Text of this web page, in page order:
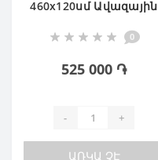
460х120սմ Ավազային
0
525 000 ֏
- +
ԱՌԿԱ ՉԷ